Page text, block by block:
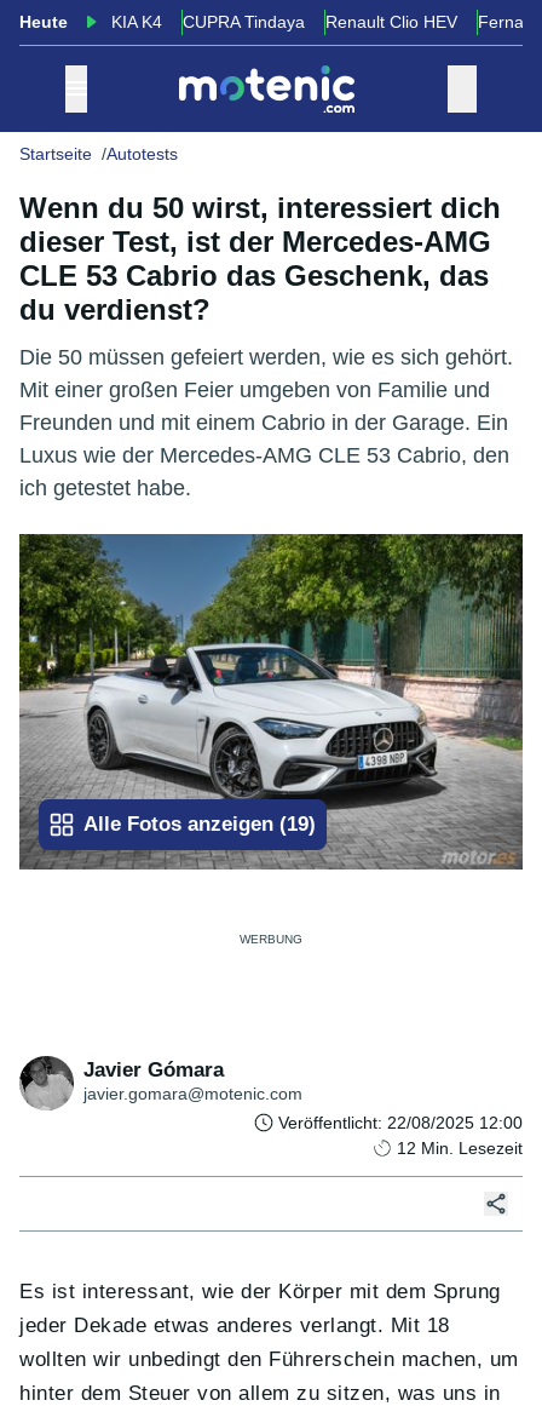
Heute KIA K4 CUPRA Tindaya Renault Clio HEV
Startseite Autotests
Wenn du 50 wirst, interessiert dich
dieser Test, ist der Mercedes-AMG
CLE 53 Cabrio das Geschenk, das
du verdienst?
Die 50 müssen gefeiert werden, wie es sich gehört.
Mit einer großen Feier umgeben von Familie und
Freunden und mit einem Cabrio in der Garage. Ein
Luxus wie der Mercedes-AMG CLE 53 Cabrio, den
ich getestet habe.
Alle Fotos anzeigen (19)
Javier Gómara
javier.gomara@motenic.com
Veröffentlicht: 22/08/2025 12:00
12 Min. Lesezeit
Es ist interessant, wie der Körper mit dem Sprung
jeder Dekade etwas anderes verlangt. Mit 18
wollten wir unbedingt den Führerschein machen, um
hinter dem Steuer von allem zu sitzen, was uns in